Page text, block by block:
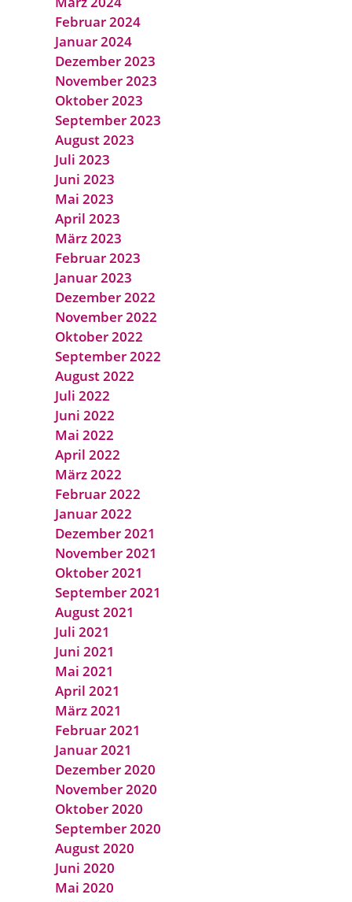
Februar 2024
Januar 2024
Dezember 2023
November 2023
Oktober 2023
September 2023
August 2023
Juli 2023
Juni 2023
Mai 2023
April 2023
März 2023
Februar 2023
Januar 2023
Dezember 2022
November 2022
Oktober 2022
September 2022
August 2022
Juli 2022
Juni 2022
Mai 2022
April 2022
März 2022
Februar 2022
Januar 2022
Dezember 2021
November 2021
Oktober 2021
September 2021
August 2021
Juli 2021
Juni 2021
Mai 2021
April 2021
März 2021
Februar 2021
Januar 2021
Dezember 2020
November 2020
Oktober 2020
September 2020
August 2020
Juni 2020
Mai 2020